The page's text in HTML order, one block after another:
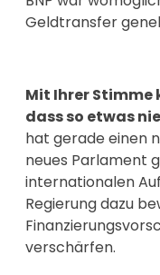
Geldtransfer
Mit Ihrer Stimme
dass so etwas
hat gerade einen
neues Parlament
internationalen
Regierung dazu
verschärfen.